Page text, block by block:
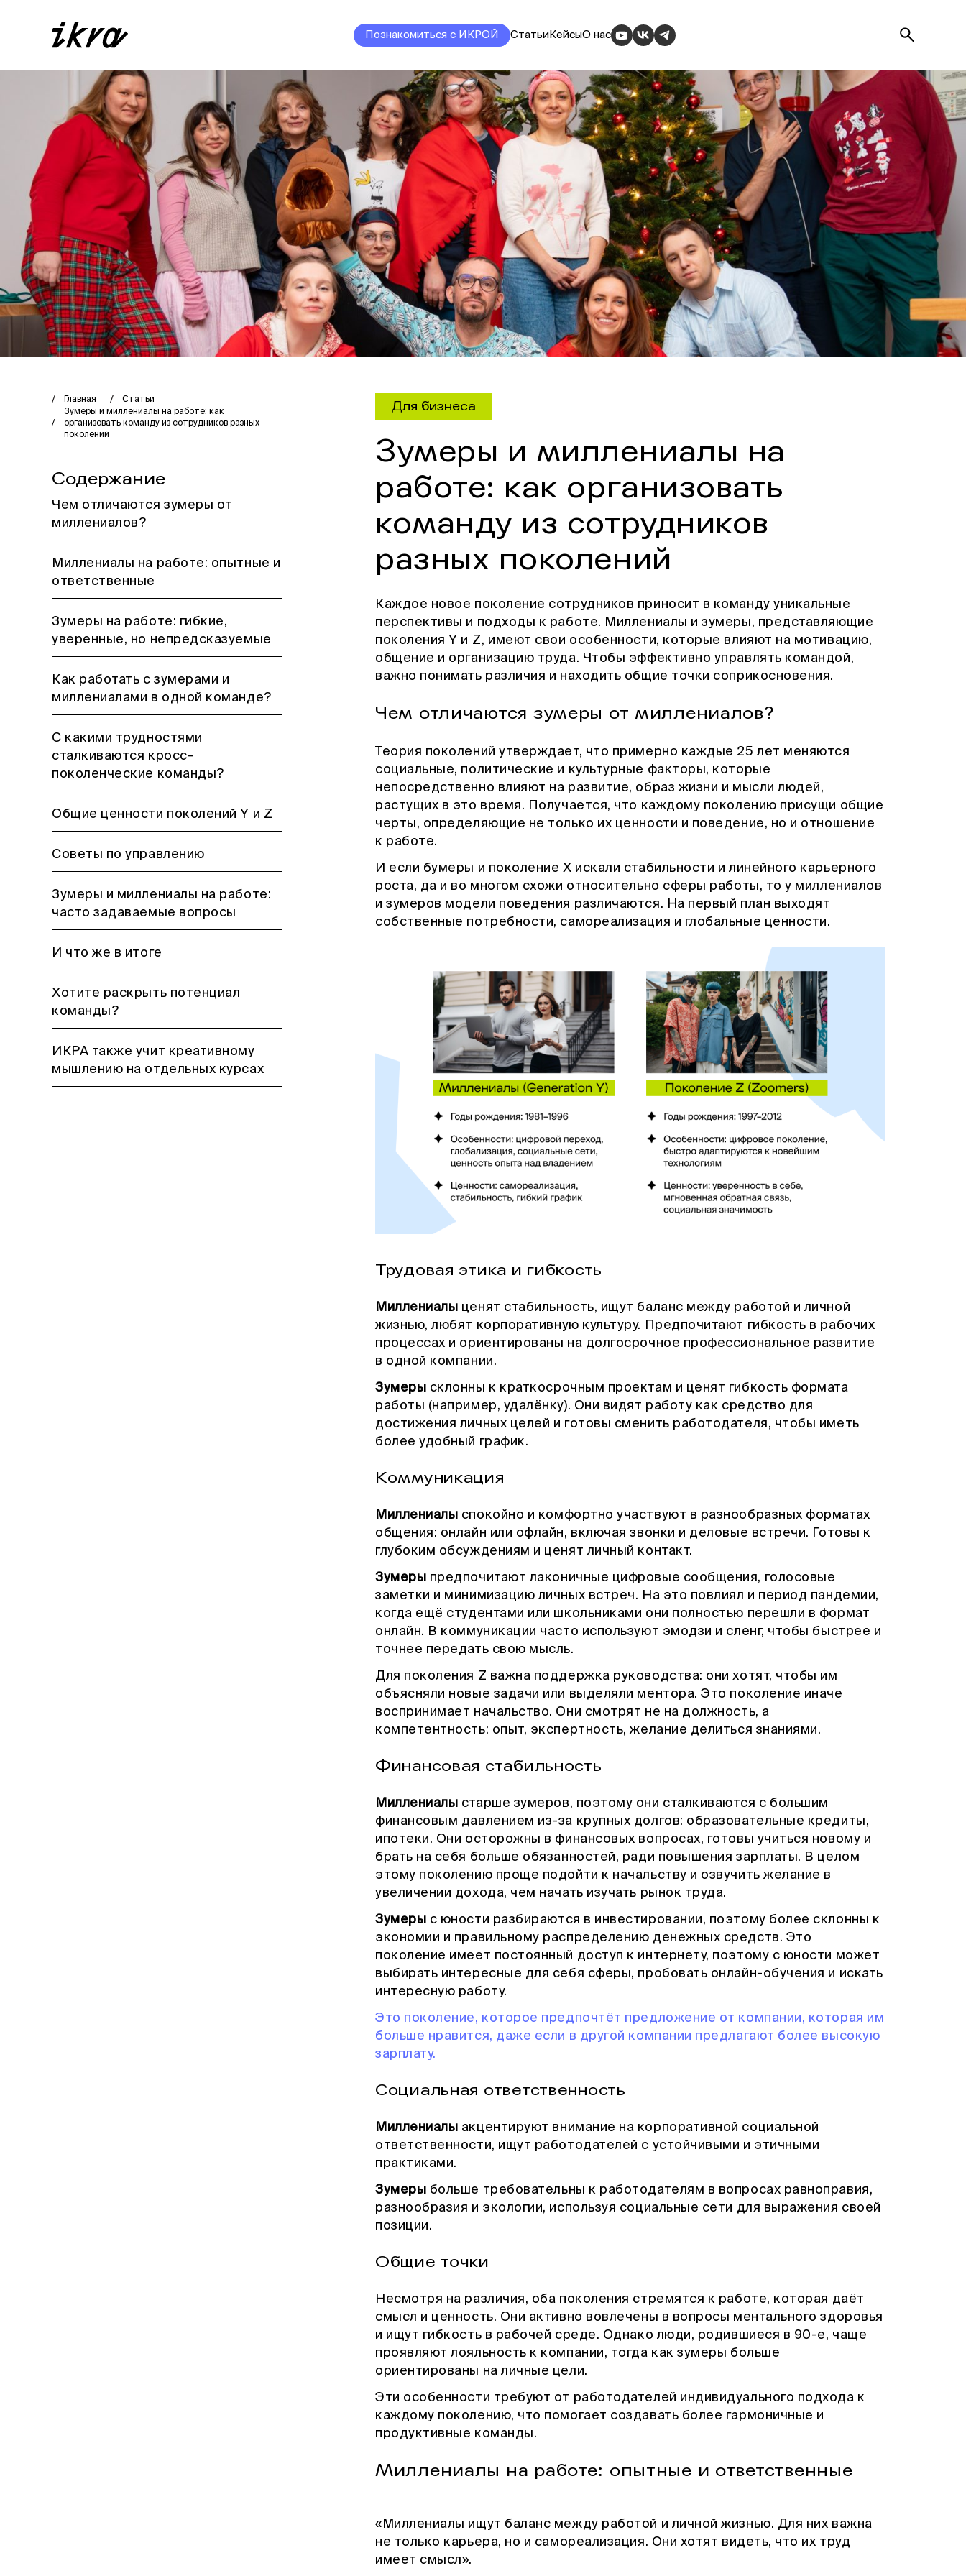
Познакомиться с ИКРОЙ СтатьиКейсыО нас
Главная
Статьи
Зумеры и миллениалы на работе: как
организовать команду из сотрудников разных
поколений
Содержание
Чем отличаются зумеры от
миллениалов?
Миллениалы на работе: опытные и
ответственные
Зумеры на работе: гибкие,
уверенные, но непредсказуемые
Как работать с зумерами и
миллениалами в одной команде?
С какими трудностями
сталкиваются кросс-
поколенческие команды?
Общие ценности поколений Y и Z
Советы по управлению
Зумеры и миллениалы на работе:
часто задаваемые вопросы
И что же в итоге
Хотите раскрыть потенциал
команды?
ИКРА также учит креативному
мышлению на отдельных курсах
Для бизнеса
Зумеры и миллениалы на
работе: как организовать
команду из сотрудников
разных поколений
Каждое новое поколение сотрудников приносит в команду уникальные
перспективы и подходы к работе. Миллениалы и зумеры, представляющие
поколения Y и Z, имеют свои особенности, которые влияют на мотивацию,
общение и организацию труда. Чтобы эффективно управлять командой,
важно понимать различия и находить общие точки соприкосновения.
Чем отличаются зумеры от миллениалов?
Теория поколений утверждает, что примерно каждые 25 лет меняются
социальные, политические и культурные факторы, которые
непосредственно влияют на развитие, образ жизни и мысли людей,
растущих в это время. Получается, что каждому поколению присущи общие
черты, определяющие не только их ценности и поведение, но и отношение
к работе.
И если бумеры и поколение Х искали стабильности и линейного карьерного
роста, да и во многом схожи относительно сферы работы, то у миллениалов
и зумеров модели поведения различаются. На первый план выходят
собственные потребности, самореализация и глобальные ценности.
Трудовая этика и гибкость
Миллениалы ценят стабильность, ищут баланс между работой и личной
жизнью,любят корпоративную культуру. Предпочитают гибкость в рабочих
процессах и ориентированы на долгосрочное профессиональное развитие
в одной компании.
Зумеры склонны к краткосрочным проектам и ценят гибкость формата
работы (например, удалёнку). Они видят работу как средство для
достижения личных целей и готовы сменить работодателя, чтобы иметь
более удобный график.
Коммуникация
Миллениалы спокойно и комфортно участвуют в разнообразных форматах
общения: онлайн или офлайн, включая звонки и деловые встречи. Готовы к
глубоким обсуждениям и ценят личный контакт.
Зумеры предпочитают лаконичные цифровые сообщения, голосовые
заметки и минимизацию личных встреч. На это повлиял и период пандемии,
когда ещё студентами или школьниками они полностью перешли в формат
онлайн. В коммуникации часто используют эмодзи и сленг, чтобы быстрее и
точнее передать свою мысль.
Для поколения Z важна поддержка руководства: они хотят, чтобы им
объясняли новые задачи или выделяли ментора. Это поколение иначе
воспринимает начальство. Они смотрят не на должность, а
компетентность: опыт, экспертность, желание делиться знаниями.
Финансовая стабильность
Миллениалы старше зумеров, поэтому они сталкиваются с большим
финансовым давлением из-за крупных долгов: образовательные кредиты,
ипотеки. Они осторожны в финансовых вопросах, готовы учиться новому и
брать на себя больше обязанностей, ради повышения зарплаты. В целом
этому поколению проще подойти к начальству и озвучить желание в
увеличении дохода, чем начать изучать рынок труда.
Зумеры с юности разбираются в инвестировании, поэтому более склонны к
экономии и правильному распределению денежных средств. Это
поколение имеет постоянный доступ к интернету, поэтому с юности может
выбирать интересные для себя сферы, пробовать онлайн-обучения и искать
интересную работу.
Это поколение, которое предпочтёт предложение от компании, которая им
больше нравится, даже если в другой компании предлагают более высокую
зарплату.
Социальная ответственность
Миллениалы акцентируют внимание на корпоративной социальной
ответственности, ищут работодателей с устойчивыми и этичными
практиками.
Зумеры больше требовательны к работодателям в вопросах равноправия,
разнообразия и экологии, используя социальные сети для выражения своей
позиции.
Общие точки
Несмотря на различия, оба поколения стремятся к работе, которая даёт
смысл и ценность. Они активно вовлечены в вопросы ментального здоровья
и ищут гибкость в рабочей среде. Однако люди, родившиеся в 90-е, чаще
проявляют лояльность к компании, тогда как зумеры больше
ориентированы на личные цели.
Эти особенности требуют от работодателей индивидуального подхода к
каждому поколению, что помогает создавать более гармоничные и
продуктивные команды.
Миллениалы на работе: опытные и ответственные
«Миллениалы ищут баланс между работой и личной жизнью. Для них важна
не только карьера, но и самореализация. Они хотят видеть, что их труд
имеет смысл».